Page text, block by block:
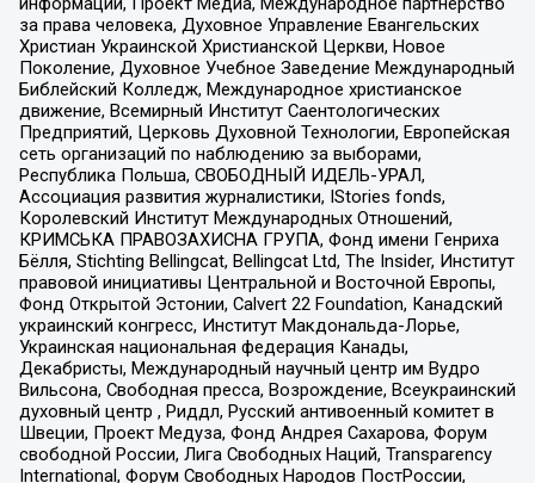
за права человека, Духовное Управление Евангельских
Христиан Украинской Христианской Церкви, Новое
Поколение, Духовное Учебное Заведение Международный
Библейский Колледж, Международное христианское
движение, Всемирный Институт Саентологических
Предприятий, Церковь Духовной Технологии, Европейская
сеть организаций по наблюдению за выборами,
Республика Польша, СВОБОДНЫЙ ИДЕЛЬ-УРАЛ,
Ассоциация развития журналистики, IStories fonds,
Королевский Институт Международных Отношений,
КРИМСЬКА ПРАВОЗАХИСНА ГРУПА, Фонд имени Генриха
Бёлля, Stichting Bellingcat, Bellingcat Ltd, The Insider, Институт
правовой инициативы Центральной и Восточной Европы,
Фонд Открытой Эстонии, Calvert 22 Foundation, Канадский
украинский конгресс, Институт Макдональда-Лорье,
Украинская национальная федерация Канады,
Декабристы, Международный научный центр им Вудро
Вильсона, Свободная пресса, Возрождение, Всеукраинский
духовный центр , Риддл, Русский антивоенный комитет в
Швеции, Проект Медуза, Фонд Андрея Сахарова, Форум
свободной России, Лига Свободных Наций, Transparеncy
International, Форум Свободных Народов ПостРоссии,